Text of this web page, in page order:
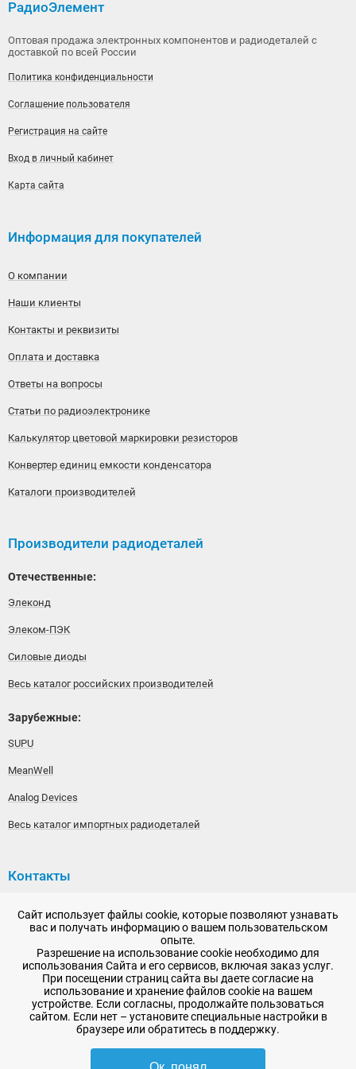
РадиоЭлемент
Оптовая продажа электронных компонентов и радиодеталей с
доставкой по всей России
Политика конфиденциальности
Соглашение пользователя
Регистрация на сайте
Вход в личный кабинет
Карта сайта
Информация для покупателей
О компании
Наши клиенты
Контакты и реквизиты
Оплата и доставка
Ответы на вопросы
Статьи по радиоэлектронике
Калькулятор цветовой маркировки резисторов
Конвертер единиц емкости конденсатора
Каталоги производителей
Производители радиодеталей
Отечественные:
Элеконд
Элеком-ПЭК
Силовые диоды
Весь каталог российских производителей
Зарубежные:
SUPU
MeanWell
Analog Devices
Весь каталог импортных радиодеталей
Контакты
192148, г. Санкт-Петербург, Железнодорожный проспект,
дом 36
+7 (812) 565-06-52
Время работы: пн-пт, 10:00 - 18:00
E-mail:sale@radioelementy.ru
Сайт использует файлы cookie, которые позволяют узнавать
вас и получать информацию о вашем пользовательском
опыте.
Разрешение на использование cookie необходимо для
использования Сайта и его сервисов, включая заказ услуг.
При посещении страниц сайта вы даете согласие на
использование и хранение файлов cookie на вашем
устройстве. Если согласны, продолжайте пользоваться
сайтом. Если нет – установите специальные настройки в
браузере или обратитесь в поддержку.